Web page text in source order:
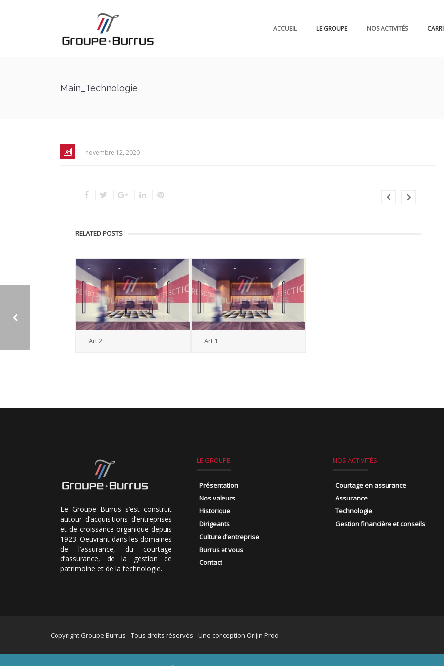
ACCUEIL LE GROUPE NOS ACTIVITÉS
Main_Technologie
novembre 12, 2020
RELATED POSTS
Art 2 Art 1
Le Groupe Burrus s’est construit
autour d’acquisitions d’entreprises
et de croissance organique depuis
1923. Oeuvrant dans les domaines
de l’assurance, du courtage
d’assurance, de la gestion de
patrimoine et de la technologie.
LE GROUPE
Présentation
Nos valeurs
Historique
Dirigeants
Culture d’entreprise
Burrus et vous
Contact
NOS ACTIVITÉS
Courtage en assurance
Assurance
Technologie
Gestion financière et conseils
Copyright Groupe Burrus - Tous droits réservés - Une conception Orijin Prod